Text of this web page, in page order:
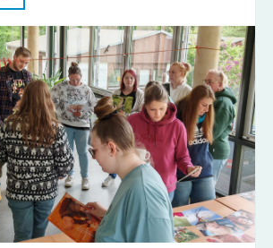
besonderer
Tag
in
der
Gustav
|
Clubraum
eingeweiht